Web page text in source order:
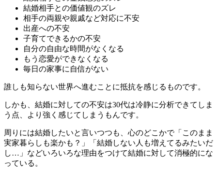
結婚相手との価値観のズレ
相手の両親や親戚など対応に不安
出産への不安
子育てできるかの不安
自分の自由な時間がなくなる
もう恋愛ができなくなる
毎日の家事に自信がない
誰しも知らない世界へ進むことに抵抗を感じるものです。
しかも、結婚に対しての不安は30代は冷静に分析できてしま
う点、より強く感じてしまうもんです。
周りには結婚したいと言いつつも、心のどこかで「このまま
実家暮らしも楽かも？」「結婚しない人も増えてるみたいだ
し…」などいろいろな理由をつけて結婚に対して消極的にな
っている。